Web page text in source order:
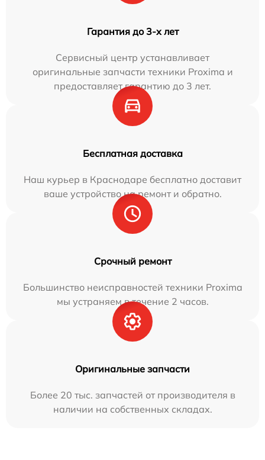
Гарантия до 3-х лет
Сервисный центр устанавливает
оригинальные запчасти техники Proxima и
предоставляет гарантию до 3 лет.
Бесплатная доставка
Наш курьер в Краснодаре бесплатно доставит
ваше устройство на ремонт и обратно.
Срочный ремонт
Большинство неисправностей техники Proxima
мы устраняем в течение 2 часов.
Оригинальные запчасти
Более 20 тыс. запчастей от производителя в
наличии на собственных складах.